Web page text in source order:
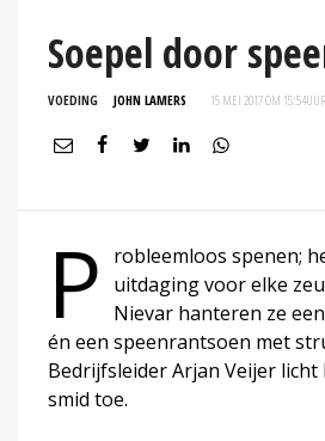
Soepel door
VOEDING JOHN LAMERS 15 MEI 2017 OM 15:54UUR
P
robleemloos spenen;
uitdaging voor elke
Nievar hanteren ze
én een speenrantsoen met
Bedrijfsleider Arjan Veijer licht
smid toe.